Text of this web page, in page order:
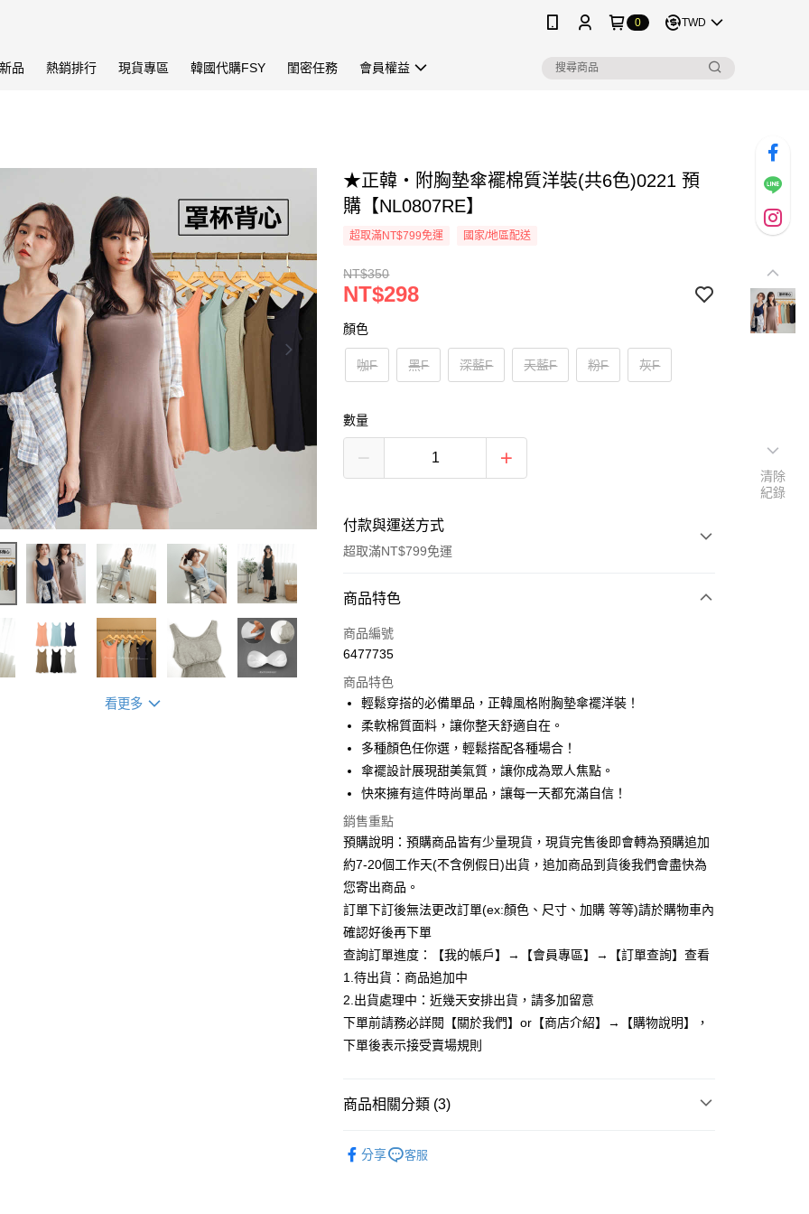
0 TWD
品 熱銷排行 現貨專區 韓國代購FSY 閨密任務 會員權益
看更多
★正韓‧附胸墊傘襬棉質洋裝(共6色)0221 預
購【NL0807RE】
超取滿NT$799免運 國家/地區配送
NT$350
NT$298
顏色
咖F 黑F 深藍F 天藍F 粉F 灰F
數量
付款與運送方式
超取滿NT$799免運
付款方式
信用卡一次付款
LINE Pay
Apple Pay
街口支付
悠遊付
Google Pay
全支付
AFTEE先享後付
相關說明
【關於「AFTEE先享後付」】
AFTEE先享後付是「在收到商品之後才付款」的支付方式。 讓您購物簡單
便利好安心！
１．簡單：不需註冊會員、不需綁卡、不需儲值。
２．便利：只要手機號碼，簡訊認證，即可結帳。
３．安心：先確認商品／服務後，再付款。
【「AFTEE先享後付」結帳流程】
２．訂單成立數日內，您將收到繳費通知簡訊。
３．收到繳費通知簡訊後14天內，點擊此簡訊中的連結，可透過四大超商
※ 請注意：結帳手續完成當下不需立刻繳費，但若您需要取消訂單，請聯
絡購買商品的店家。未經商家同意取消之訂單仍視為有效，需透過AFTEE
ATM付款
運送方式
全家付款取貨
付款後全家取貨
7-11付款取貨
商品特色
商品編號
6477735
商品特色
輕鬆穿搭的必備單品，正韓風格附胸墊傘襬洋裝！
柔軟棉質面料，讓你整天舒適自在。
多種顏色任你選，輕鬆搭配各種場合！
傘襬設計展現甜美氣質，讓你成為眾人焦點。
快來擁有這件時尚單品，讓每一天都充滿自信！
銷售重點
預購說明：預購商品皆有少量現貨，現貨完售後即會轉為預購追加
約7-20個工作天(不含例假日)出貨，追加商品到貨後我們會盡快為
您寄出商品。
訂單下訂後無法更改訂單(ex:顏色、尺寸、加購 等等)請於購物車內
確認好後再下單
查詢訂單進度：【我的帳戶】→【會員專區】→【訂單查詢】查看
1.待出貨：商品追加中
2.出貨處理中：近幾天安排出貨，請多加留意
下單前請務必詳閱【關於我們】or【商店介紹】→【購物說明】，
下單後表示接受賣場規則
商品相關分類 (3)
分享 客服
清除
紀錄